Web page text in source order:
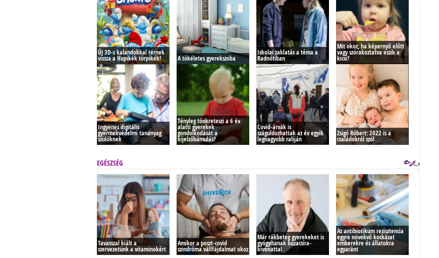
Új 3D-s kalandokkal térnek
vissza a Hupikék törpikék! A tökéletes gyerekszoba
Iskolai zaklatás a téma a
Radnótiban
Mit okoz, ha képernyő előtt
vagy szórakoztatva eszik a
kicsi?
Ingyenes digitális
gyermekvédelmi tananyag
szülőknek
Tényleg tönkreteszi a 6 év
alatti gyerekek
gondolkodását a
kijelzőbámulás?
Covid-árvák is
száguldozhattak az év egyik
legnagyobb raliján
Zsigó Róbert: 2022 is a
családokról szól
EGÉSZSÉG
Tavasszal kiált a
szervezetünk a vitaminokért
Amikor a poszt-covid
szindróma vállfájdalmat okoz
Már rákbeteg gyerekeket is
gyógyítanak búzacsíra-
kivonattal
Az antibiotikum rezisztencia
egyre növekvő kockázat
emberekre és állatokra
egyaránt